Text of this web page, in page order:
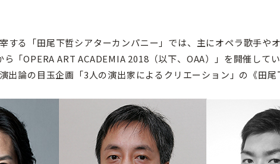
する「田尾下哲シアターカンパニー」では、主にオペラ歌手や
「OPERA ART ACADEMIA 2018（以下、OAA）」を開催して
出論の目玉企画「3人の演出家によるクリエーション」の《田尾